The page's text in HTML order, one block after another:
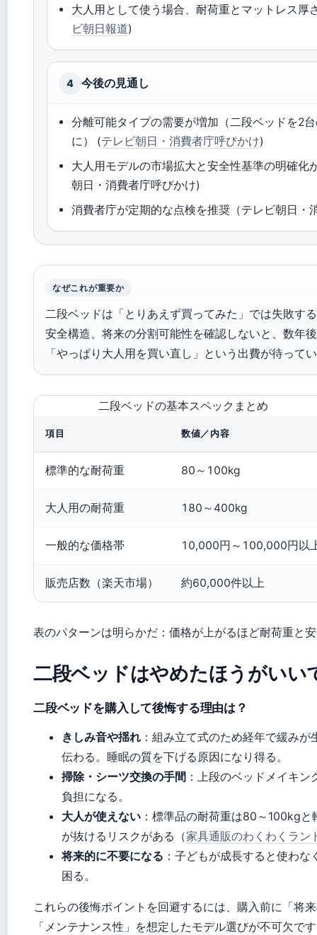
大人用として使う場合、耐荷重とマットレス厚
ビ朝日報道)
4 今後の見通し
分離可能タイプの需要が増加（二段ベッドを2
に） (テレビ朝日・消費者庁呼びかけ)
大人用モデルの市場拡大と安全性基準の明確化
朝日・消費者庁呼びかけ)
消費者庁が定期的な点検を推奨（テレビ朝日・
なぜこれが重要か
二段ベッドは「とりあえず買ってみた」では失敗す
安全構造、将来の分割可能性を確認しないと、数年
「やっぱり大人用を買い直し」という出費が待って
二段ベッドの基本スペックまとめ
項目 数値／内容
標準的な耐荷重 80～100kg
大人用の耐荷重 180～400kg
一般的な価格帯 10,000円～100,000円以
販売店数（楽天市場） 約60,000件以上
表のパターンは明らかだ：価格が上がるほど耐荷重と
二段ベッドはやめたほうがいい
二段ベッドを購入して後悔する理由は？
きしみ音や揺れ ：組み立て式のため経年で緩み
伝わる。睡眠の質を下げる原因になり得る。
掃除・シーツ交換の手間 ：上段のベッドメイキ
負担になる。
大人が使えない ：標準品の耐荷重は80～100kg
が抜けるリスクがある（家具通販のわくわくラン
将来的に不要になる ：子どもが成長すると使わ
困る。
これらの後悔ポイントを回避するには、購入前に「将
「メンテナンス性」を想定したモデル選びが不可欠で